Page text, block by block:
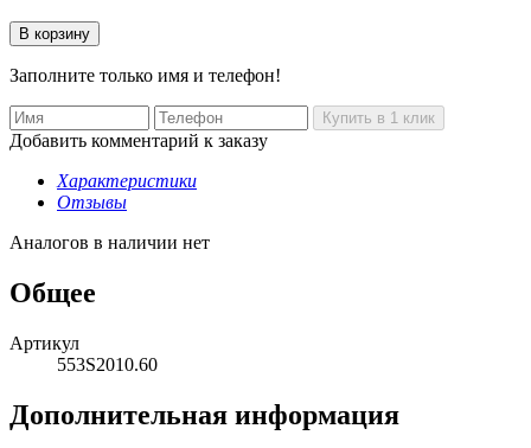
Заполните только имя и телефон!
Добавить комментарий к заказу
Характеристики
Отзывы
Аналогов в наличии нет
Общее
Артикул
553S2010.60
Дополнительная информация